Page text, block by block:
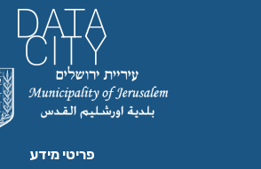
פריטי מידע